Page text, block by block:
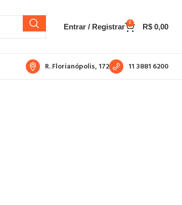
Entrar / Registrar 0 R$ 0,00
R. Florianópolis, 172 11 3881 6200